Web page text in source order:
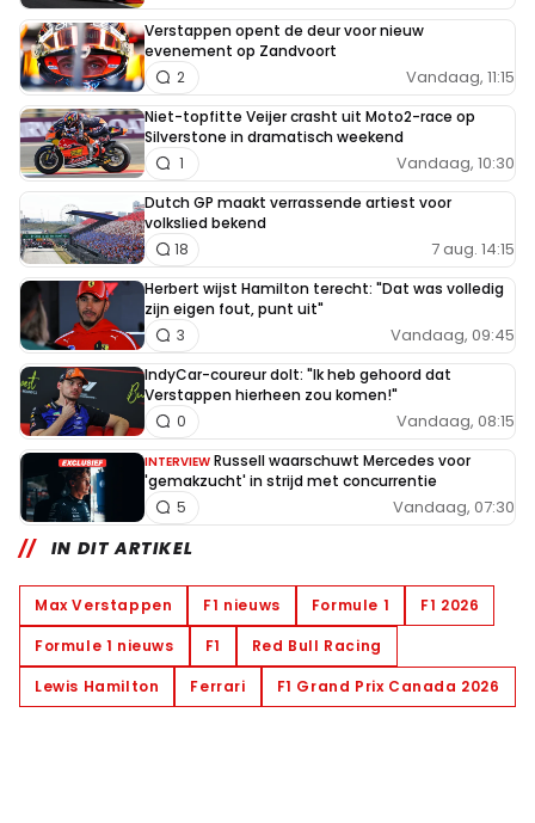
Verstappen opent de deur voor nieuw
evenement op Zandvoort
Vandaag, 11:15
2
Niet-topfitte Veijer crasht uit Moto2-race op
Silverstone in dramatisch weekend
Vandaag, 10:30
1
Dutch GP maakt verrassende artiest voor
volkslied bekend
7 aug. 14:15
18
Herbert wijst Hamilton terecht: "Dat was volledig
zijn eigen fout, punt uit"
Vandaag, 09:45
3
IndyCar-coureur dolt: "Ik heb gehoord dat
Verstappen hierheen zou komen!"
Vandaag, 08:15
0
INTERVIEW Russell waarschuwt Mercedes voor
'gemakzucht' in strijd met concurrentie
Vandaag, 07:30
5
IN DIT ARTIKEL
Max Verstappen F1 nieuws Formule 1
F1 2026
Formule 1 nieuws
F1
Red Bull Racing
Lewis Hamilton
Ferrari F1 Grand Prix Canada 2026